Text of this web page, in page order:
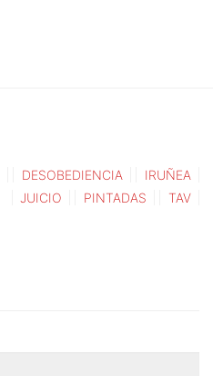
DESOBEDIENCIA
IRUÑEA
JUICIO
PINTADAS TAV